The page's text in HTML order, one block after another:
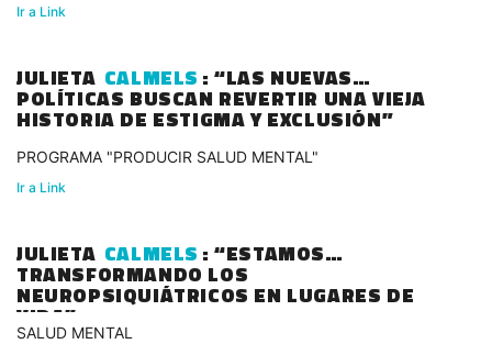
Ir a Link
JULIETA CALMELS : “LAS NUEVAS
POLÍTICAS BUSCAN REVERTIR UNA VIEJA
HISTORIA DE ESTIGMA Y EXCLUSIÓN”
PROGRAMA "PRODUCIR SALUD MENTAL"
Ir a Link
JULIETA CALMELS : “ESTAMOS
TRANSFORMANDO LOS
NEUROPSIQUIÁTRICOS EN LUGARES DE
VIDA”
SALUD MENTAL